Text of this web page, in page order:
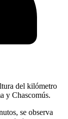
del kilómetro
y Chascomús.
se observa